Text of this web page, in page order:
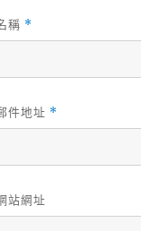
稱 *
件地址 *
站網址